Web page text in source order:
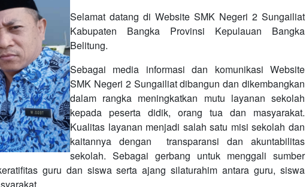
Selamat datang di Website SMK Negeri 2 Sungailiat
Kabupaten Bangka Provinsi Kepulauan Bangka
Belitung.
Sebagai media informasi dan komunikasi Website
SMK Negeri 2 Sungailiat dibangun dan dikembangkan
dalam rangka meningkatkan mutu layanan sekolah
kepada peserta didik, orang tua dan masyarakat.
Kualitas layanan menjadi salah satu misi sekolah dan
kaitannya dengan transparansi dan akuntabilitas
sekolah. Sebagai gerbang untuk menggali sumber
guru dan siswa serta ajang silaturahim antara guru, siswa